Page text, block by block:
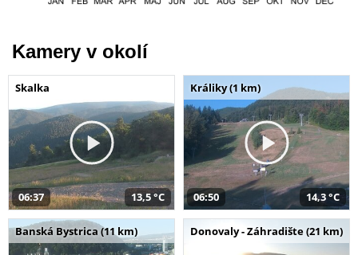
Kamery v okolí
Skalka
06:37 13,5 °C
Králiky (1 km)
06:50 14,3 °C
Banská Bystrica (11 km) Donovaly - Záhradište (21 km)